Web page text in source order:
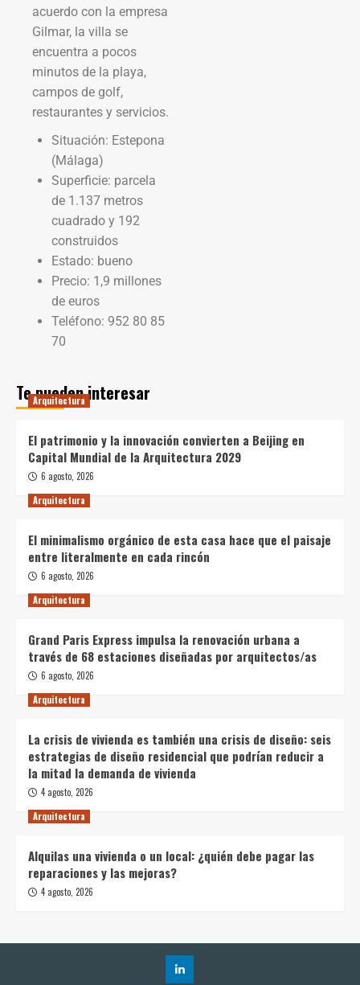
acuerdo con la empresa
Gilmar, la villa se
encuentra a pocos
minutos de la playa,
campos de golf,
restaurantes y servicios.
Situación: Estepona
(Málaga)
Superficie: parcela
de 1.137 metros
cuadrado y 192
construidos
Estado: bueno
Precio: 1,9 millones
de euros
Teléfono: 952 80 85
70
Te pueden interesar
Arquitectura
El patrimonio y la innovación convierten a Beijing en
Capital Mundial de la Arquitectura 2029
6 agosto, 2026
Arquitectura
El minimalismo orgánico de esta casa hace que el paisaje
entre literalmente en cada rincón
6 agosto, 2026
Arquitectura
Grand Paris Express impulsa la renovación urbana a
través de 68 estaciones diseñadas por arquitectos/as
6 agosto, 2026
Arquitectura
La crisis de vivienda es también una crisis de diseño: seis
estrategias de diseño residencial que podrían reducir a
la mitad la demanda de vivienda
4 agosto, 2026
Arquitectura
Alquilas una vivienda o un local: ¿quién debe pagar las
reparaciones y las mejoras?
4 agosto, 2026